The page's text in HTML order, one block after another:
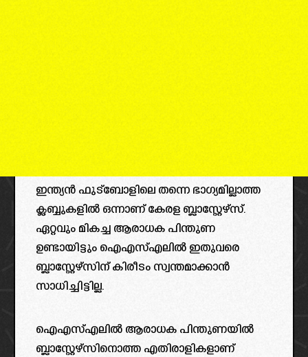
ഇന്ത്യൻ ഫുട്ബോളിലെ തന്നെ ഭാഗ്യമില്ലാത്ത
ക്ലബ്ബുകളിൽ ഒന്നാണ് കേരള ബ്ലാസ്റ്റേഴ്‌സ്.
ഏറ്റവും മികച്ച ആരാധക പിന്തുണ
ഉണ്ടായിട്ടും ഐഎസ്എലിൽ ഇതുവരെ
ബ്ലാസ്റ്റേഴ്‌സിന് കിരീടം സ്വന്തമാക്കാൻ
സാധിച്ചിട്ടില്ല.
ഐഎസ്എലിൽ ആരാധക പിന്തുണയിൽ
ബ്ലാസ്റ്റേഴ്‌സിനൊത്ത എതിരാളികളാണ്